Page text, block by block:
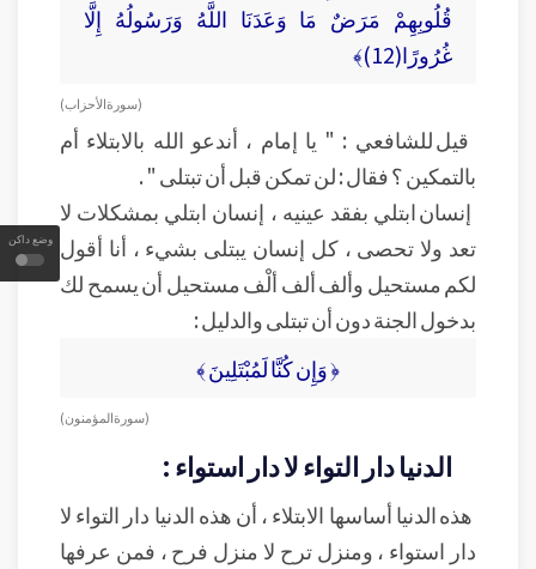
وضع داكن
قُلُوبِهِمْ مَرَضٌ مَا وَعَدَنَا اللَّهُ وَرَسُولُهُ إِلَّا
غُرُورًا(12)﴾
( سورة الأحزاب )
قيل للشافعي : " يا إمام ، أندعو الله بالابتلاء أم
بالتمكين ؟ فقال : لن تمكن قبل أن تبتلى " .
إنسان ابتلي بفقد عينيه ، إنسان ابتلي بمشكلات لا
تعد ولا تحصى ، كل إنسان يبتلى بشيء ، أنا أقول
لكم مستحيل وألف ألف ألْف مستحيل أن يسمح لك
بدخول الجنة دون أن تبتلى والدليل :
﴿ وَإِن كُنَّا لَمُبْتَلِينَ ﴾
( سورة المؤمنون )
الدنيا دار التواء لا دار استواء :
هذه الدنيا أساسها الابتلاء ، أن هذه الدنيا دار التواء لا
دار استواء ، ومنزل ترح لا منزل فرح ، فمن عرفها